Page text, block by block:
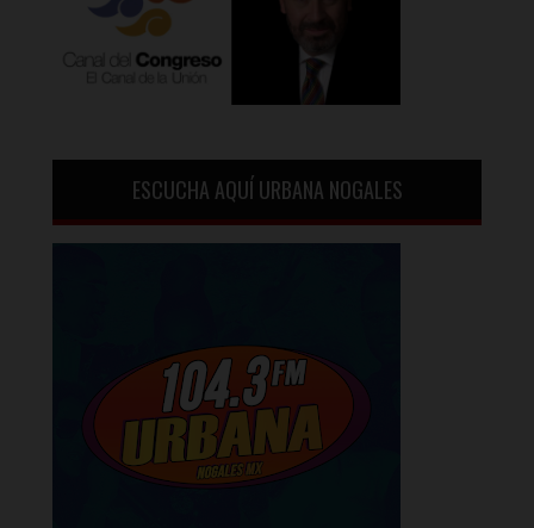
ESCUCHA AQUÍ URBANA NOGALES